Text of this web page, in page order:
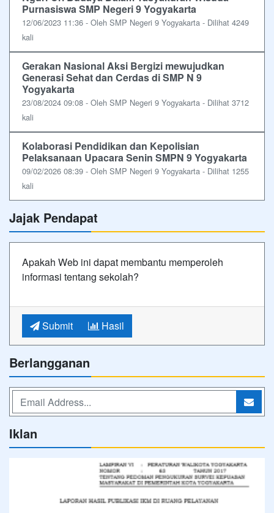
Purnasiswa SMP Negeri 9 Yogyakarta
12/06/2023 11:36 - Oleh SMP Negeri 9 Yogyakarta - Dilihat 4249
kali
Gerakan Nasional Aksi Bergizi mewujudkan
Generasi Sehat dan Cerdas di SMP N 9
Yogyakarta
23/08/2024 09:08 - Oleh SMP Negeri 9 Yogyakarta - Dilihat 3712
kali
Kolaborasi Pendidikan dan Kepolisian
Pelaksanaan Upacara Senin SMPN 9 Yogyakarta
09/02/2026 08:39 - Oleh SMP Negeri 9 Yogyakarta - Dilihat 1255
kali
Jajak Pendapat
Apakah Web ini dapat membantu memperoleh
informasi tentang sekolah?
Submit Hasil
Berlangganan
Iklan